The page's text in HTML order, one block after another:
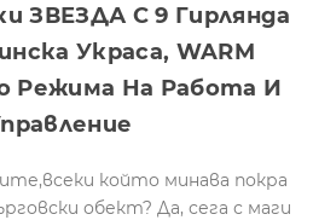
ЗВЕЗДА С 9 Гирлянда
Украса, WARM
Режима На Работа И
който минава покра
обект? Да, сега с маги